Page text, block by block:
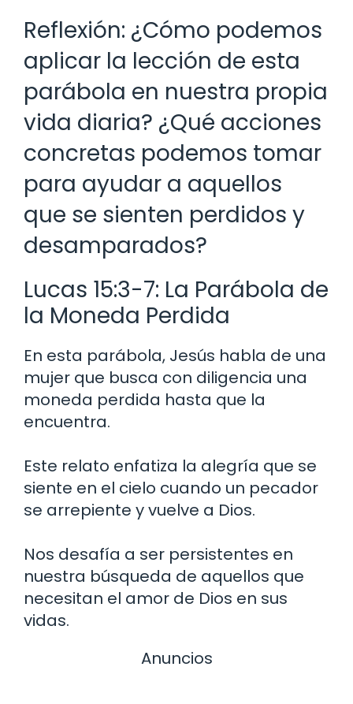
Reflexión: ¿Cómo podemos
aplicar la lección de esta
parábola en nuestra propia
vida diaria? ¿Qué acciones
concretas podemos tomar
para ayudar a aquellos
que se sienten perdidos y
desamparados?
Lucas 15:3-7: La Parábola de
la Moneda Perdida
En esta parábola, Jesús habla de una
mujer que busca con diligencia una
moneda perdida hasta que la
encuentra.
Este relato enfatiza la alegría que se
siente en el cielo cuando un pecador
se arrepiente y vuelve a Dios.
Nos desafía a ser persistentes en
nuestra búsqueda de aquellos que
necesitan el amor de Dios en sus
vidas.
Anuncios